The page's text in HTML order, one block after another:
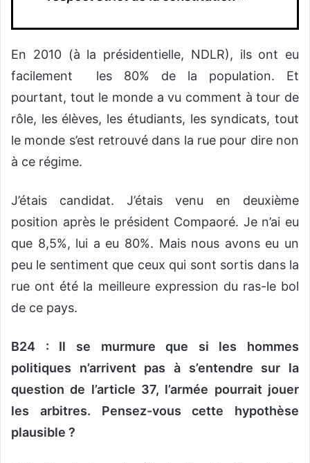
En 2010 (à la présidentielle, NDLR), ils ont eu
facilement les 80% de la population. Et
pourtant, tout le monde a vu comment à tour de
rôle, les élèves, les étudiants, les syndicats, tout
le monde s’est retrouvé dans la rue pour dire non
à ce régime.
J’étais candidat. J’étais venu en deuxième
position après le président Compaoré. Je n’ai eu
que 8,5%, lui a eu 80%. Mais nous avons eu un
peu le sentiment que ceux qui sont sortis dans la
rue ont été la meilleure expression du ras-le bol
de ce pays.
B24 : Il se murmure que si les hommes
politiques n’arrivent pas à s’entendre sur la
question de l’article 37, l’armée pourrait jouer
les arbitres. Pensez-vous cette hypothèse
plausible ?